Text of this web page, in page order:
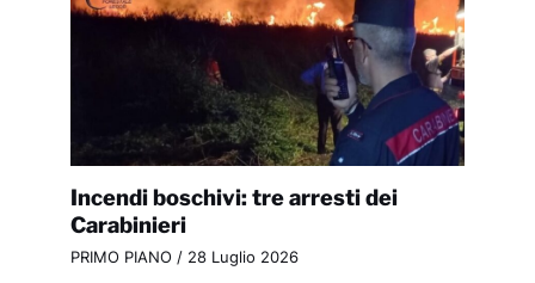
Incendi boschivi: tre arresti dei
Carabinieri
PRIMO PIANO / 28 Luglio 2026